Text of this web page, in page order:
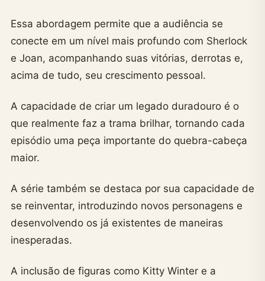
Essa abordagem permite que a audiência se
conecte em um nível mais profundo com Sherlock
e Joan, acompanhando suas vitórias, derrotas e,
acima de tudo, seu crescimento pessoal.
A capacidade de criar um legado duradouro é o
que realmente faz a trama brilhar, tornando cada
episódio uma peça importante do quebra-cabeça
maior.
A série também se destaca por sua capacidade de
se reinventar, introduzindo novos personagens e
desenvolvendo os já existentes de maneiras
inesperadas.
A inclusão de figuras como Kitty Winter e a